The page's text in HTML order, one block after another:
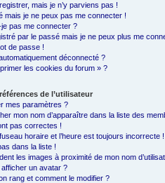
mais je n’y parviens pas !
mais je ne peux pas me connecter !
pas me connecter ?
par le passé mais je ne peux plus me
de passe !
déconnecté ?
les cookies du forum » ?
de l’utilisateur
mes paramètres ?
mon nom d’apparaître dans la liste des
pas correctes !
horaire et l’heure est toujours incorrecte !
dans la liste !
les images à proximité de mon nom
un avatar ?
rang et comment le modifier ?